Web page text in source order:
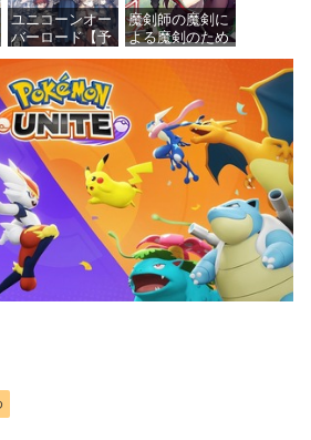
ユニコーンオー
バーロード【予
DLC「アトラス
×ヴァニラウェ
ア 紋章セッ
ト」 同梱 -
Switch
価格：¥7,182
魔剣師の魔剣に
よる魔剣のため
価格：¥535